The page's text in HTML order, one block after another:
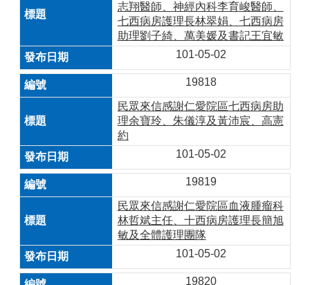
志翔醫師、神經內科李育峻醫師、
七西病房護理長林翠娟、七西病房
助理劉子綺、萬美媛及書記王宜敏
101-05-02
19818
民眾來信感謝仁愛院區七西病房助
理余寶玲、朱儀淳及黃沛宸、高憲
約
101-05-02
19819
民眾來信感謝仁愛院區血液腫瘤科
林哲斌主任、十西病房護理長簡旭
敏及全體護理團隊
101-05-02
19820